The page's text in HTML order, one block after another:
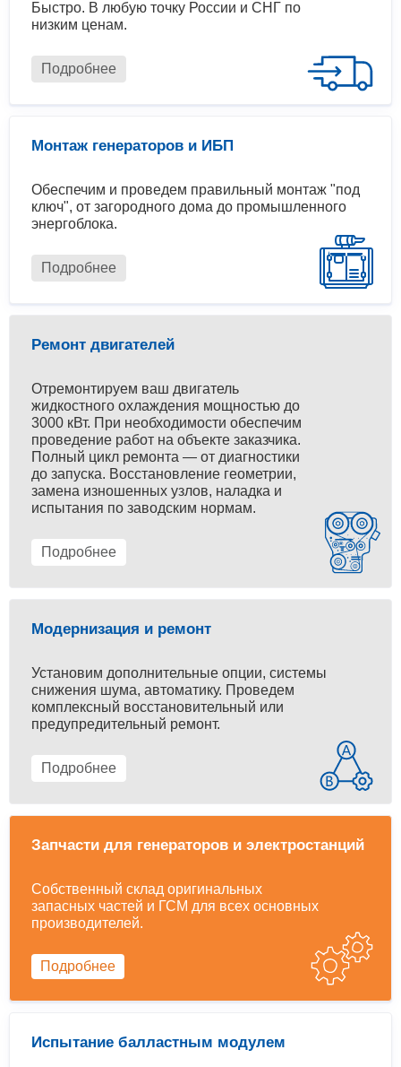
Быстро. В любую точку России и СНГ по
низким ценам.
Подробнее
Монтаж генераторов и ИБП
Обеспечим и проведем правильный монтаж "под
ключ", от загородного дома до промышленного
энергоблока.
Подробнее
Ремонт двигателей
Отремонтируем ваш двигатель
жидкостного охлаждения мощностью до
3000 кВт. При необходимости обеспечим
проведение работ на объекте заказчика.
Полный цикл ремонта — от диагностики
до запуска. Восстановление геометрии,
замена изношенных узлов, наладка и
испытания по заводским нормам.
Подробнее
Модернизация и ремонт
Установим дополнительные опции, системы
снижения шума, автоматику. Проведем
комплексный восстановительный или
предупредительный ремонт.
Подробнее
Запчасти для генераторов и электростанций
Собственный склад оригинальных
запасных частей и ГСМ для всех основных
производителей.
Подробнее
Испытание балластным модулем